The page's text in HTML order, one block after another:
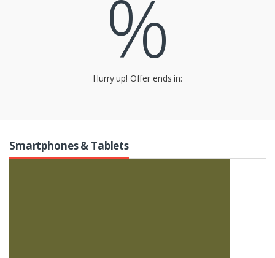
s
%
Hurry up! Offer ends in:
Smartphones & Tablets